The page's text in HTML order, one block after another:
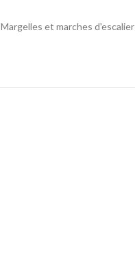
Margelles et marches d'escalier